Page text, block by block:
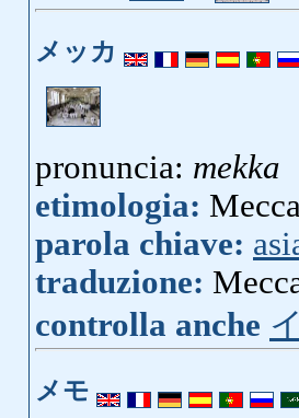
メッカ
pronuncia: mekka
etimologia:
parola chiave:
traduzione:
controlla anche
メモ